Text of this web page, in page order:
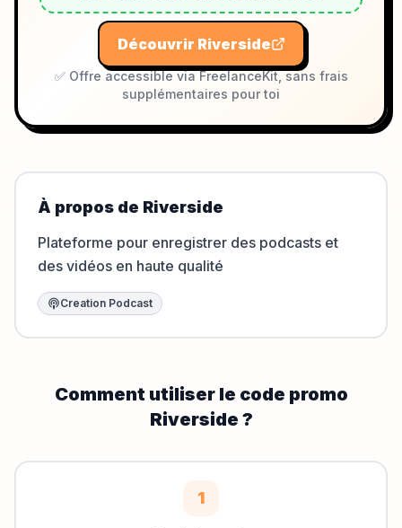
Découvrir Riverside
✅ Offre accessible via FreelanceKit, sans frais
supplémentaires pour toi
À propos de Riverside
Plateforme pour enregistrer des podcasts et
des vidéos en haute qualité
Creation Podcast
Comment utiliser le code promo
Riverside ?
1